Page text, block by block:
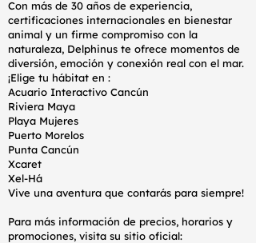
Con más de 30 años de experiencia,
certificaciones internacionales en bienestar
animal y un firme compromiso con la
naturaleza, Delphinus te ofrece momentos de
diversión, emoción y conexión real con el mar.
¡Elige tu hábitat en :
Acuario Interactivo Cancún
Riviera Maya
Playa Mujeres
Puerto Morelos
Punta Cancún
Xcaret
Xel-Há
Vive una aventura que contarás para siempre!
Para más información de precios, horarios y
promociones, visita su sitio oficial: